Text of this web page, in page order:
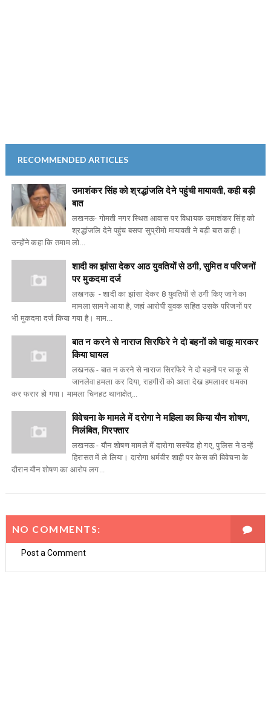
RECOMMENDED ARTICLES
उमाशंकर सिंह को श्रद्धांजलि देने पहुंची मायावती, कही बड़ी
बात
लखनऊ- गोमती नगर स्थित आवास पर विधायक उमाशंकर सिंह को
श्रद्धांजलि देने पहुंच बसपा सुप्रीमो मायावती ने बड़ी बात कही।
उन्होंने कहा कि तमाम लो...
शादी का झांसा देकर आठ युवतियों से ठगी, सुमित व परिजनों
पर मुकदमा दर्ज
लखनऊ - शादी का झांसा देकर 8 युवतियों से ठगी किए जाने का
मामला सामने आया है, जहां आरोपी युवक सहित उसके परिजनों पर
भी मुकदमा दर्ज किया गया है। माम...
बात न करने से नाराज सिरफिरे ने दो बहनों को चाकू मारकर
किया घायल
लखनऊ - बात न करने से नाराज सिरफिरे ने दो बहनों पर चाकू से
जानलेवा हमला कर दिया, राहगीरों को आता देख हमलावर धमका
कर फरार हो गया। मामला चिनहट थानाक्षेत्...
विवेचना के मामले में दरोगा ने महिला का किया यौन शोषण,
निलंबित, गिरफ्तार
लखनऊ - यौन शोषण मामले में दारोगा सस्पेंड हो गए, पुलिस ने उन्हें
हिरासत में ले लिया। दारोगा धर्मवीर शाही पर केस की विवेचना के
दौरान यौन शोषण का आरोप लग...
NO COMMENTS:
Post a Comment